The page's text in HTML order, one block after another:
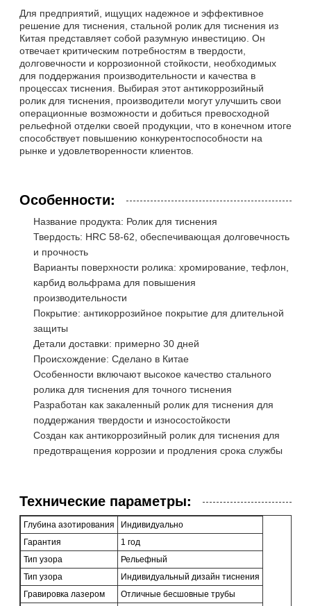
Для предприятий, ищущих надежное и эффективное
решение для тиснения, стальной ролик для тиснения из
Китая представляет собой разумную инвестицию. Он
отвечает критическим потребностям в твердости,
долговечности и коррозионной стойкости, необходимых
для поддержания производительности и качества в
процессах тиснения. Выбирая этот антикоррозийный
ролик для тиснения, производители могут улучшить свои
операционные возможности и добиться превосходной
рельефной отделки своей продукции, что в конечном итоге
способствует повышению конкурентоспособности на
рынке и удовлетворенности клиентов.
Особенности:
Название продукта: Ролик для тиснения
Твердость: HRC 58-62, обеспечивающая долговечность
и прочность
Варианты поверхности ролика: хромирование, тефлон,
карбид вольфрама для повышения
производительности
Покрытие: антикоррозийное покрытие для длительной
защиты
Детали доставки: примерно 30 дней
Происхождение: Сделано в Китае
Особенности включают высокое качество стального
ролика для тиснения для точного тиснения
Разработан как закаленный ролик для тиснения для
поддержания твердости и износостойкости
Создан как антикоррозийный ролик для тиснения для
предотвращения коррозии и продления срока службы
Технические параметры:
Глубина азотирования
Индивидуально
Гарантия
1 год
Тип узора
Рельефный
Тип узора
Индивидуальный дизайн тиснения
Гравировка лазером
Отличные бесшовные трубы